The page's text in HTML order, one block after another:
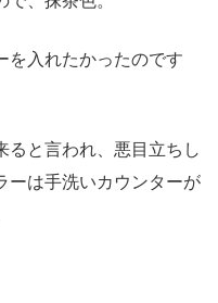
を入れたかったのです
ると言われ、悪目立ちし
ーは手洗いカウンターが